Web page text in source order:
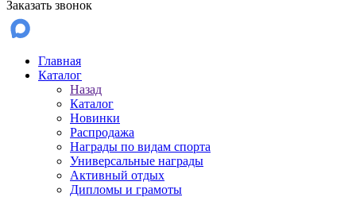
Заказать звонок
Главная
Каталог
Назад
Каталог
Новинки
Распродажа
Награды по видам спорта
Универсальные награды
Активный отдых
Дипломы и грамоты